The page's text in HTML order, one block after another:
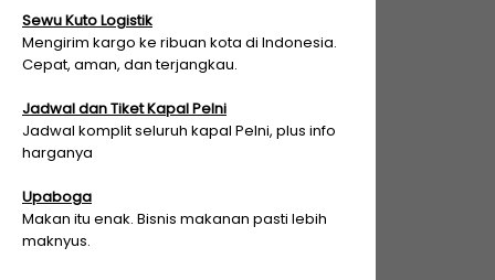
Sewu Kuto Logistik
Mengirim kargo ke ribuan kota di Indonesia.
Cepat, aman, dan terjangkau.
Jadwal dan Tiket Kapal Pelni
Jadwal komplit seluruh kapal Pelni, plus info
harganya
Upaboga
Makan itu enak. Bisnis makanan pasti lebih
maknyus.